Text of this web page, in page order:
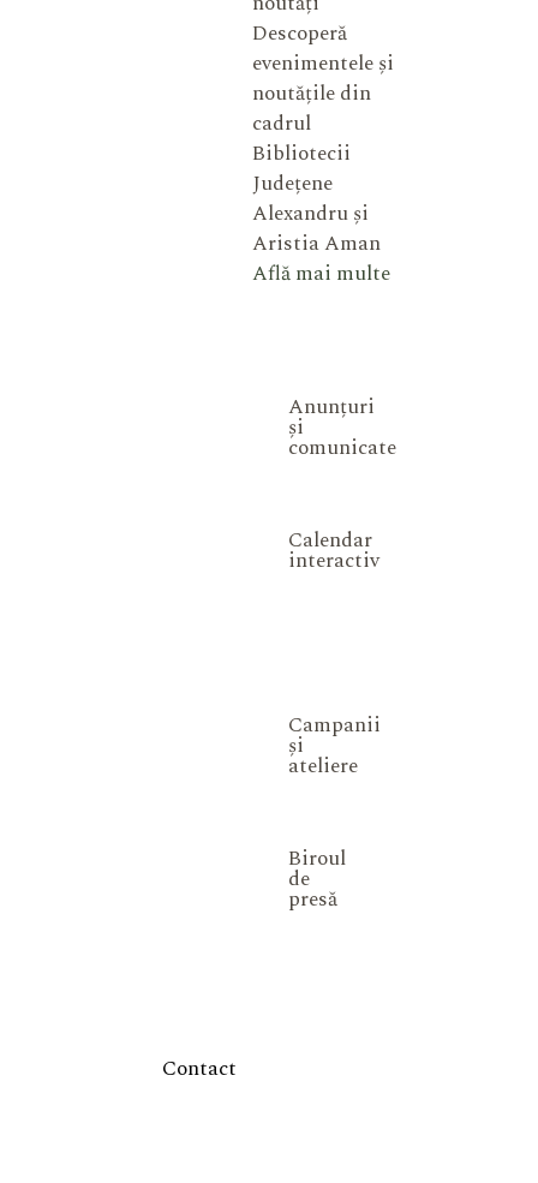
Descoperă
evenimentele și
noutățile din
cadrul
Bibliotecii
Județene
Alexandru și
Aristia Aman
Află mai multe
Anunțuri
și
comunicate
Calendar
interactiv
Campanii
și
ateliere
Biroul
de
presă
Contact